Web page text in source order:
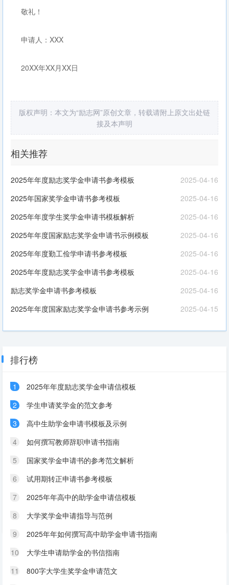
敬礼！
申请人：XXX
20XX年XX月XX日
版权声明：本文为“励志网”原创文章，转载请附上原文出处链
接及本声明
相关推荐
2025-04-16
2025年年度励志奖学金申请书参考模板
2025-04-16
2025年国家奖学金申请书参考模板
2025-04-16
2025年年度学生奖学金申请书模板解析
2025-04-16
2025年年度国家励志奖学金申请书示例模板
2025-04-16
2025年年度勤工俭学申请书参考模板
2025-04-16
2025年年度励志奖学金申请书参考模板
2025-04-16
励志奖学金申请书参考模板
2025-04-15
2025年年度国家励志奖学金申请书参考示例
排行榜
1
2025年年度励志奖学金申请信模板
2
学生申请奖学金的范文参考
3
高中生助学金申请书模板及示例
4
如何撰写教师辞职申请书指南
5
国家奖学金申请书的参考范文解析
6
试用期转正申请书参考模板
7
2025年年高中的助学金申请信模板
8
大学奖学金申请指导与范例
9
2025年年如何撰写高中助学金申请书指南
10
大学生申请助学金的书信指南
11
800字大学生奖学金申请范文